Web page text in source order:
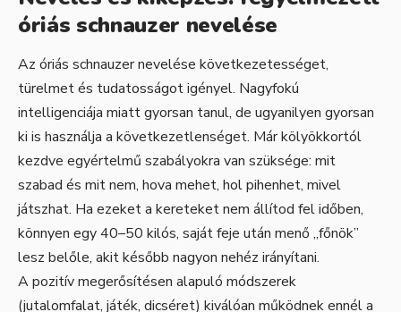
óriás schnauzer nevelése
Az óriás schnauzer nevelése következetességet,
türelmet és tudatosságot igényel. Nagyfokú
intelligenciája miatt gyorsan tanul, de ugyanilyen gyorsan
ki is használja a következetlenséget. Már kölyökkortól
kezdve egyértelmű szabályokra van szüksége: mit
szabad és mit nem, hova mehet, hol pihenhet, mivel
játszhat. Ha ezeket a kereteket nem állítod fel időben,
könnyen egy 40–50 kilós, saját feje után menő „főnök”
lesz belőle, akit később nagyon nehéz irányítani.
A pozitív megerősítésen alapuló módszerek
(jutalomfalat, játék, dicséret) kiválóan működnek ennél a